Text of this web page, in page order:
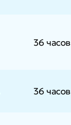
36 часов
36 часов